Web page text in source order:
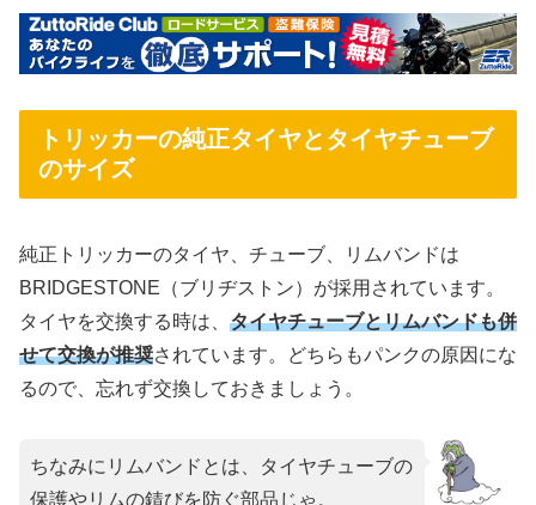
トリッカーの純正タイヤとタイヤチューブ
のサイズ
純正トリッカーのタイヤ、チューブ、リムバンドは
BRIDGESTONE（ブリヂストン）が採用されています。
タイヤを交換する時は、 タイヤチューブとリムバンドも併
せて交換が推奨されています。どちらもパンクの原因にな
るので、忘れず交換しておきましょう。
ちなみにリムバンドとは、タイヤチューブの
保護やリムの錆びを防ぐ部品じゃ。